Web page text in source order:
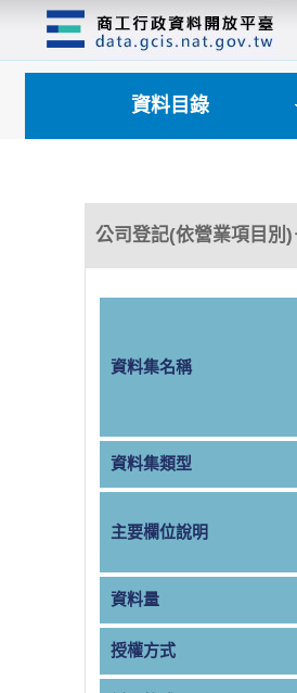
資料目錄
公司登記(依營業項目別
資料集名稱
資料集類型
主要欄位說明
資料量
授權方式